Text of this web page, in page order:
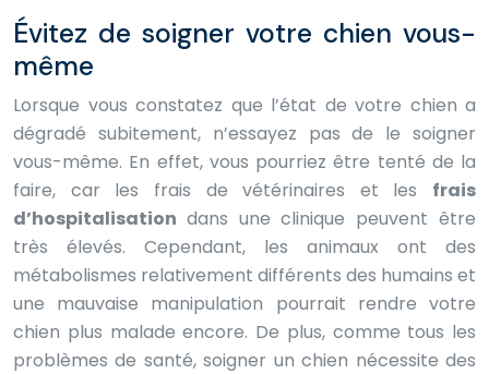
Évitez de soigner votre chien vous-
même
Lorsque vous constatez que l’état de votre chien a
dégradé subitement, n’essayez pas de le soigner
vous-même. En effet, vous pourriez être tenté de la
faire, car les frais de vétérinaires et les frais
d’hospitalisation dans une clinique peuvent être
très élevés. Cependant, les animaux ont des
métabolismes relativement différents des humains et
une mauvaise manipulation pourrait rendre votre
chien plus malade encore. De plus, comme tous les
problèmes de santé, soigner un chien nécessite des